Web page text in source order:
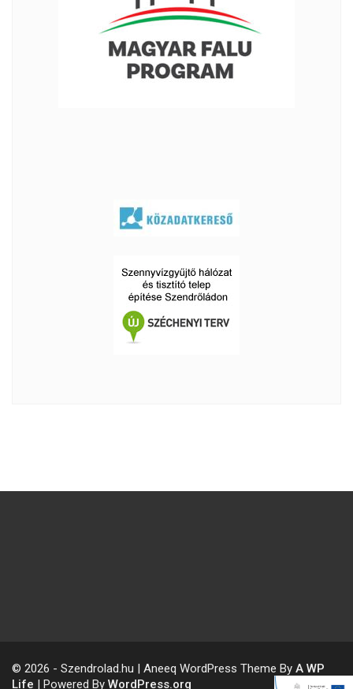
© 2026 - Szendrolad.hu | Aneeq WordPress Theme By A WP
Life | Powered By WordPress.org